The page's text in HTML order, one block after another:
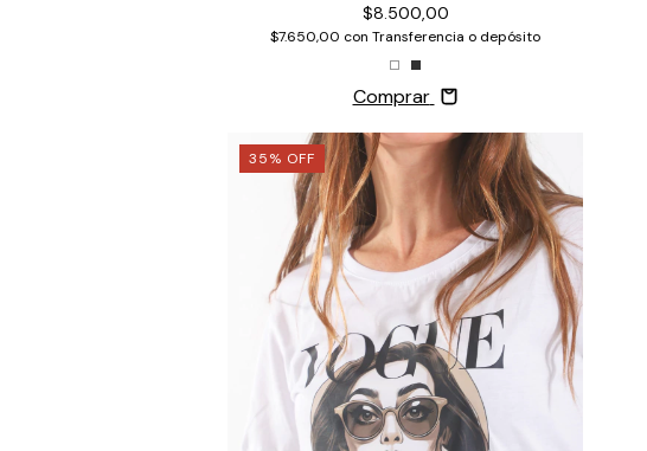
$8.500,00
$7.650,00 con Transferencia o depósito
Comprar
35% OFF